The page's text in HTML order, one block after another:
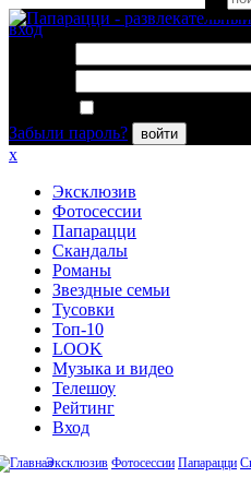
вход
Забыли пароль?
войти
x
Эксклюзив
Фотосессии
Папарацци
Скандалы
Романы
Звездные семьи
Тусовки
Топ-10
LOOK
Музыка и видео
Телешоу
Рейтинг
Вход
Эксклюзив Фотосессии Папарацци